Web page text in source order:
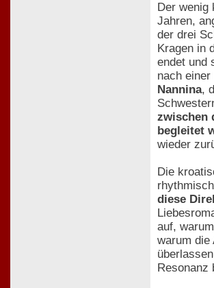
Der wenig
Jahren,
der drei
Kragen in
endet und
nach
Nannina,
zwischen
begleitet
wieder
Die
diese
auf,
warum die
Resonanz